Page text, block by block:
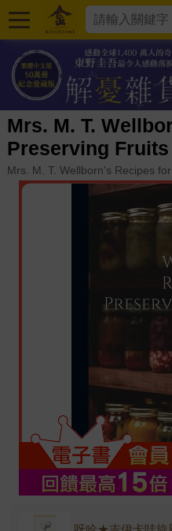
Mrs. M. T.
Preserving Fruits
Mrs. M. T. Wellborn's Recipes